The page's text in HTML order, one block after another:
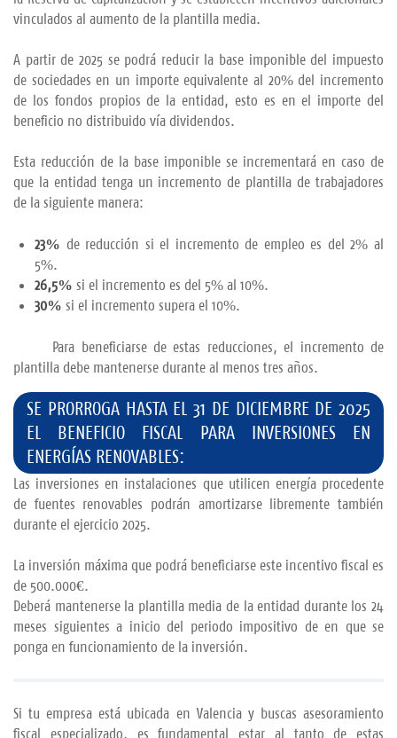
vinculados al aumento de la plantilla media.
A partir de 2025 se podrá reducir la base imponible del impuesto
de sociedades en un importe equivalente al 20% del incremento
de los fondos propios de la entidad, esto es en el importe del
beneficio no distribuido vía dividendos.
Esta reducción de la base imponible se incrementará en caso de
que la entidad tenga un incremento de plantilla de trabajadores
de la siguiente manera:
23% de reducción si el incremento de empleo es del 2% al
5%.
26,5% si el incremento es del 5% al 10%.
30% si el incremento supera el 10%.
Para beneficiarse de estas reducciones, el incremento de
plantilla debe mantenerse durante al menos tres años.
SE PRORROGA HASTA EL 31 DE DICIEMBRE DE 2025
EL BENEFICIO FISCAL PARA INVERSIONES EN
ENERGÍAS RENOVABLES:
Las inversiones en instalaciones que utilicen energía procedente
de fuentes renovables podrán amortizarse libremente también
durante el ejercicio 2025.
La inversión máxima que podrá beneficiarse este incentivo fiscal es
de 500.000€.
Deberá mantenerse la plantilla media de la entidad durante los 24
meses siguientes a inicio del periodo impositivo de en que se
ponga en funcionamiento de la inversión.
Si tu empresa está ubicada en Valencia y buscas asesoramiento
fiscal especializado, es fundamental estar al tanto de estas